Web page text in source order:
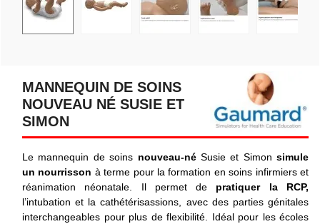
MANNEQUIN DE SOINS
NOUVEAU NÉ SUSIE ET
SIMON
Le mannequin de soins nouveau-néSusie et Simon simule
un nourrisson à terme pour la formation en soins infirmiers et
réanimation néonatale. Il permet de pratiquer la RCP,
l’intubation et la cathétérisassions, avec des parties génitales
interchangeables pour plus de flexibilité. Idéal pour les écoles